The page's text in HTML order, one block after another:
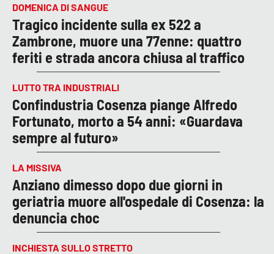
DOMENICA DI SANGUE
Tragico incidente sulla ex 522 a
Zambrone, muore una 77enne: quattro
feriti e strada ancora chiusa al traffico
LUTTO TRA INDUSTRIALI
Confindustria Cosenza piange Alfredo
Fortunato, morto a 54 anni: «Guardava
sempre al futuro»
LA MISSIVA
Anziano dimesso dopo due giorni in
geriatria muore all'ospedale di Cosenza: la
denuncia choc
INCHIESTA SULLO STRETTO